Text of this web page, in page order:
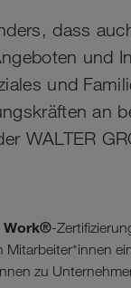
dass
und
und
an
WALTER
Work®-
Mitarbeiter*innen
zu